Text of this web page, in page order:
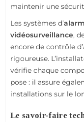
maintenir une
Les systèmes d’
vidéosurveillance,
encore de contrôle
rigoureuse.
vérifie chaque
pose : il assure
installations sur le
Le savoir-faire